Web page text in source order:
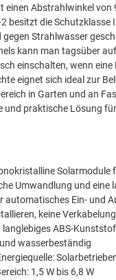
Abstrahlwinkel von
besitzt die Schutzklasse
Strahlwasser
kann man tagsüber
einschalten, wenn
eignet sich ideal zur
in Garten und an
und praktische Lösung
Solarmodule
Umwandlung und eine
automatisches Ein- und
keine
langlebiges ABS-
wasserbeständig
1,5 W bis 6,8 W